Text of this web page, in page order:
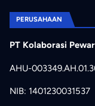
PERUSAHAAN
PT Kolaborasi
AHU-
NIB: 1401230031537